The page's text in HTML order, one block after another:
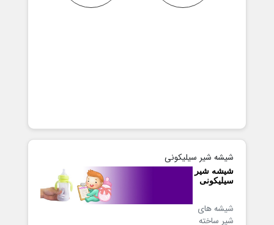
شیشه شیر سیلیکونی
شیشه شیر
سیلیکونی
شیشه های
شیر ساخته